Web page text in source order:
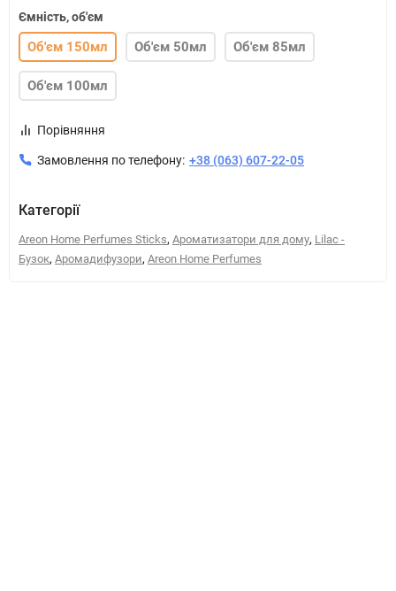
Ємність, об'єм
Об'єм 150мл Об'єм 50мл Об'єм 85мл
Об'єм 100мл
Порівняння
Замовлення по телефону: +38 (063) 607-22-05
Категорії
Areon Home Perfumes Sticks, Ароматизатори для дому, Lilac -
Бузок, Аромадифузори, Areon Home Perfumes